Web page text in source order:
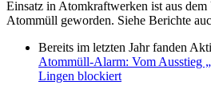
Einsatz in Atomkraftwerken ist aus
Atommüll geworden. Siehe Berichte
Bereits im letzten Jahr fanden
Atommüll-Alarm: Vom Ausstieg
Lingen blockiert